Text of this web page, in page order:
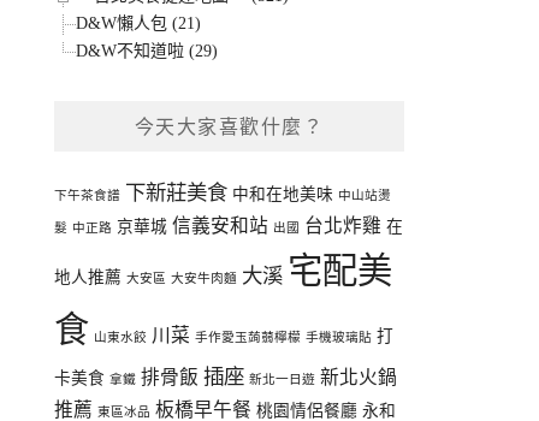
D&W懶人包 (21)
D&W不知道啦 (29)
今天大家喜歡什麼？
下午茶食譜 下新莊美食 中和在地美味 中山站燙
髮 中正路 京華城 信義安和站 出國 台北炸雞 在
地人推薦 大安區 大安牛肉麵 大溪 宅配美
食 山東水餃 川菜 手作愛玉蒟蒻檸檬 手機玻璃貼 打
卡美食 拿鐵 排骨飯 插座 新北一日遊 新北火鍋
推薦 東區冰品 板橋早午餐 桃園情侶餐廳 永和